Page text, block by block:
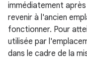
immédiatement
revenir à l'ancien
fonctionner. Pour
utilisée par
dans le cadre de la